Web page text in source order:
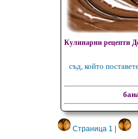
Кулинарни рецепти
съд, който
Страница 1 |